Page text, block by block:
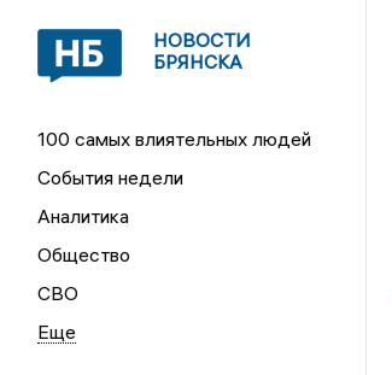
НОВОСТИ
БРЯНСКА
100 самых влиятельных людей
События недели
Аналитика
Общество
СВО